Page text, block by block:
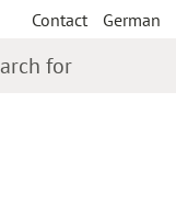
Contact German